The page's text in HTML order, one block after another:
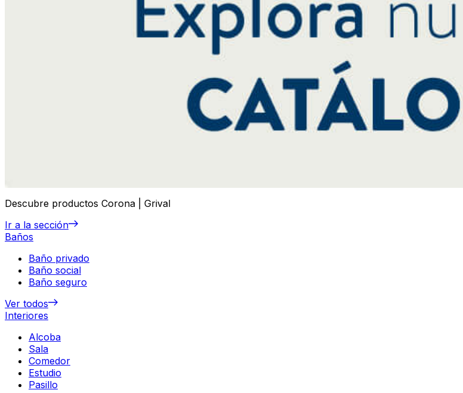
Descubre productos Corona | Grival
Ir a la sección
Baños
Baño privado
Baño social
Baño seguro
Ver todos
Interiores
Alcoba
Sala
Comedor
Estudio
Pasillo